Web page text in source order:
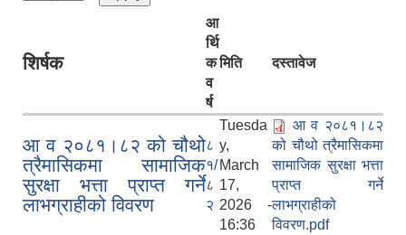
शिर्षक
आ
र्थि
क
व
र्ष
मिति दस्तावेज
आ व २०८१।८२ को चौथो
त्रैमासिकमा सामाजिक
सुरक्षा भत्ता प्राप्त गर्ने
लाभग्राहीको विवरण
८
१/
८
२
Tuesda
y,
March
17,
2026 -
16:36
आ व २०८१।८२
को चौथो त्रैमासिकमा
सामाजिक सुरक्षा भत्ता
प्राप्त गर्ने
लाभग्राहीको
विवरण.pdf